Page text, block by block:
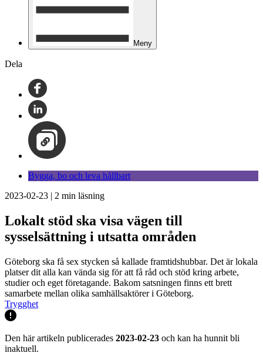
Meny
Dela
Bygga, bo och leva hållbart
2023-02-23 | 2 min läsning
Lokalt stöd ska visa vägen till
sysselsättning i utsatta områden
Göteborg ska få sex stycken så kallade framtidshubbar. Det är lokala
platser dit alla kan vända sig för att få råd och stöd kring arbete,
studier och eget företagande. Bakom satsningen finns ett brett
samarbete mellan olika samhällsaktörer i Göteborg.
Trygghet
Den här artikeln publicerades 2023-02-23 och kan ha hunnit bli
inaktuell.